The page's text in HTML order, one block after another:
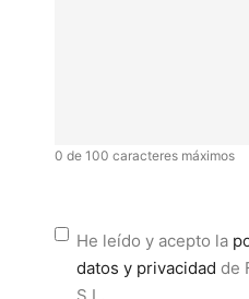
0 de 100 caracteres máximos
He leído y acepto la
datos y privacidad de
S.L.